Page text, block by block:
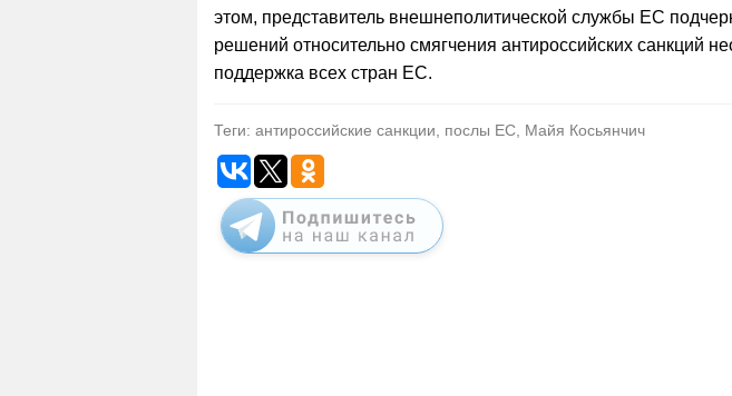
этом, представитель внешнеполитической службы ЕС
решений относительно смягчения антироссийских санкций
поддержка всех стран ЕС.
Теги: антироссийские санкции, послы ЕС, Майя Косьянчич